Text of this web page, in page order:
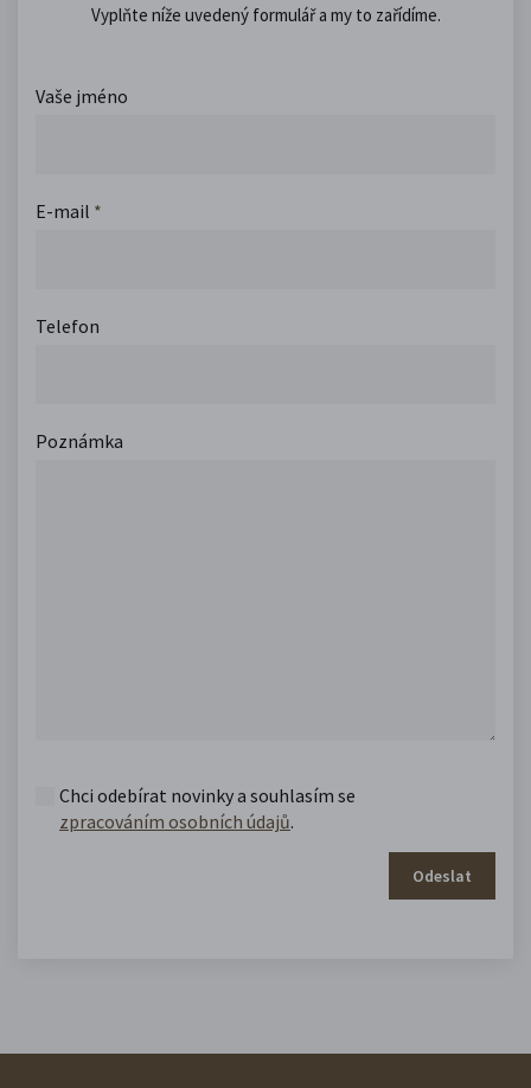
Vyplňte níže uvedený formulář a my to zařídíme.
Vaše jméno
E-mail *
Telefon
Poznámka
Chci odebírat novinky a souhlasím se
zpracováním osobních údajů.
Odeslat